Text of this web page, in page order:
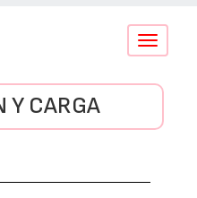
Conmutar
Y CARGA